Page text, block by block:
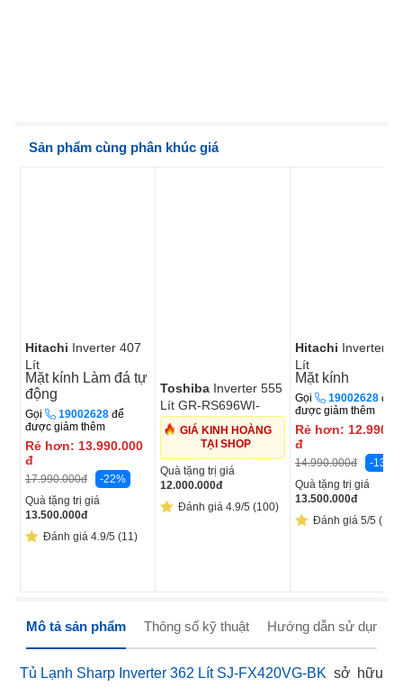
Sản phẩm cùng phân khúc giá
Hitachi Inverter 407
Lít
HRTN6443SAMGWVN
Mặt kính Làm đá tự
động
Gọi 19002628 để
được giảm thêm
Rẻ hơn: 13.990.000
đ
17.990.000đ
-22%
Quà tặng trị giá
13.500.000đ
Đánh giá 4.9/5 (11)
Toshiba Inverter 555
Lít GR-RS696WI-
PMV(60)-AG
GIÁ KINH HOÀNG
TẠI SHOP
Quà tặng trị giá
12.000.000đ
Đánh giá 4.9/5 (100)
Hitachi Inverter
Lít
Mặt kính
Gọi 19002628 để
được giảm thêm
Rẻ hơn:
đ
14.990.000đ
-13%
Quà tặng trị giá
13.500.000đ
Đánh giá 5/5 (19)
Mô tả sản phẩm Thông số kỹ thuật Hướng dẫn sử dụng
Tủ Lạnh Sharp Inverter 362 Lít SJ-FX420VG-BK sở hữu